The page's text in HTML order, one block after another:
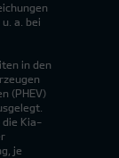
a. bei
in den
(PHEV)
die Kia-
je